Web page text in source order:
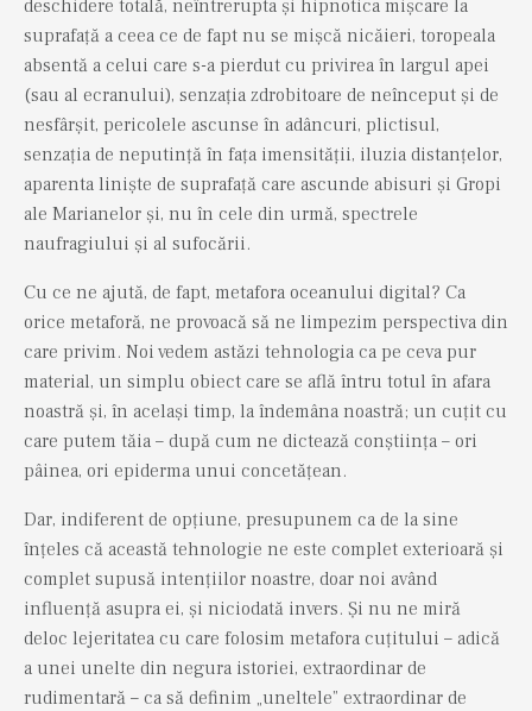
deschidere totală, neîntrerupta și hipnotica mișcare la
suprafață a ceea ce de fapt nu se mișcă nicăieri, toropeala
absentă a celui care s-a pierdut cu privirea în largul apei
(sau al ecranului), senzația zdrobitoare de neînceput și de
nesfârșit, pericolele ascunse în adâncuri, plictisul,
senzația de neputință în fața imensității, iluzia distanțelor,
aparenta liniște de suprafață care ascunde abisuri și Gropi
ale Marianelor și, nu în cele din urmă, spectrele
naufragiului și al sufocării.
Cu ce ne ajută, de fapt, metafora oceanului digital? Ca
orice metaforă, ne provoacă să ne limpezim perspectiva din
care privim. Noi vedem astăzi tehnologia ca pe ceva pur
material, un simplu obiect care se află întru totul în afara
noastră și, în același timp, la îndemâna noastră; un cuțit cu
care putem tăia – după cum ne dictează conștiința – ori
pâinea, ori epiderma unui concetățean.
Dar, indiferent de opțiune, presupunem ca de la sine
înțeles că această tehnologie ne este complet exterioară și
complet supusă intențiilor noastre, doar noi având
influență asupra ei, și niciodată invers. Și nu ne miră
deloc lejeritatea cu care folosim metafora cuțitului – adică
a unei unelte din negura istoriei, extraordinar de
rudimentară – ca să definim „uneltele” extraordinar de